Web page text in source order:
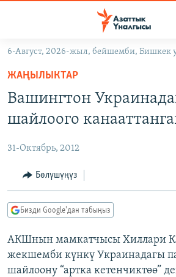
Навигацияга
өтүңүз
Издөөгө
салыңыз
ЭКОНОМИКА
МАДАНИЯТ
БОРБОР АЗИЯ
АТАЙЫН ИЛИКТӨӨ
ТВ ПРОГРАММАЛАР
ЭКСПЕРТТЕР ТАЛДАЙТ
БИЗ ЖАНА ДҮЙНӨ
ДАНИСТЕ
ӨЗГӨЧӨ ПИКИР
Русский
6-Август, 2026-жыл, бейшемби, Бишкек
ЖАҢЫЛЫКТАР
Вашингтон
шайлоого
31-Октябрь, 2012
Бөлүшүңүз
Бизди Google'дан табыңыз
АКШнын мамкатчысы Хиллари
жекшемби күнкү Украинадагы
шайлоону “артка кетенчиктөө”